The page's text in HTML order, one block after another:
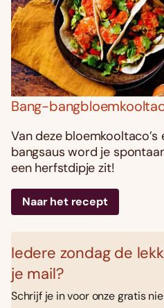
Bang-
Van deze
bangsaus word je
een herfstdipje zit!
Naar het recept
Iedere zondag de
je mail?
Schrijf je in voor onze gratis